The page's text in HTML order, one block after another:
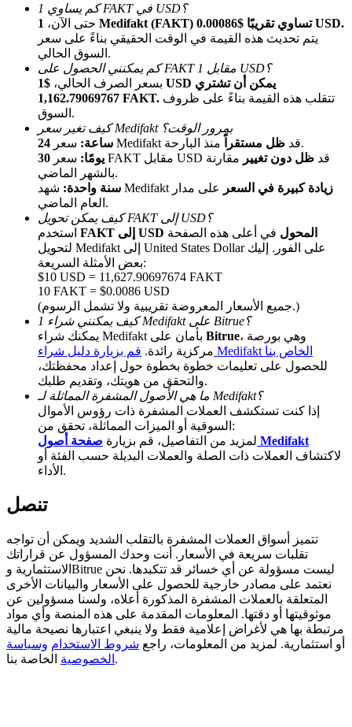
تصل العمولات إلى 65٪!
الإحالة
قم بدعوة صديق لتحصل على مكافآت نقدية
BTC Welcome Rewards
BTC Welcome Rewards
Deposit & Trade BTC to Share 25000 USDT prize pool!
Share 500000 CASHCAT prize pool
Exclusive for BitMart Users
Register & Trade to Win 500,000 USDT
كم يساوي 1 FAKT في USD؟
حتى الآن،
1 Medifakt (FAKT) تساوي تقريبًا $0.00086 USD.
يتم تحديث هذه القيمة في الوقت الحقيقي بناءً على سعر
السوق الحالي.
كم يمكنني الحصول على FAKT مقابل 1 USD؟
بسعر الصرف الحالي،
$1 USD يمكن أن تشتري
1,162.79069767 FAKT.
السوق.
كيف تغير سعر Medifakt بمرور الوقت؟
24 ساعة:
سعر Medifakt قد ظل مستقراً
منذ البارحة.
30 يومًا:
سعر FAKT مقابل USD قد ظل دون تغيير مقارنة
بالشهر الماضي.
سنة واحدة: شهد Medifakt زيادة كبيرة في السعر
على مدار
العام الماضي.
كيف يمكن تحويل FAKT إلى USD؟
FAKT إلى USD المحول في أعلى هذه الصفحة
لتحويل Medifakt إلى United States Dollar على الفور. إليك
بعض الأمثلة السريعة:
$10 USD = 11,627.90697674 FAKT
10 FAKT = $0.0086 USD
(جميع الأسعار المعروضة تقريبية ولا تشمل الرسوم.)
كيف يمكنني شراء 1 Medifakt على Bitrue؟
Bitrue، وهي بورصة
مركزية رائدة.
قم بزيارة دليل شراء Medifakt الخاص بنا
للحصول على تعليمات خطوة بخطوة حول إعداد محفظتك،
والتحقق من هويتك، وتقديم طلبك.
ما هي الأصول المشفرة المماثلة لـ Medifakt؟
إذا كنت تستكشف العملات المشفرة ذات رؤوس الأموال
السوقية أو الميزات المماثلة، تحقق من:
لمزيد من التفاصيل، قم بزيارة صفحة أصول Medifakt
لاكتشاف العملات ذات الصلة والعملات البديلة حسب الفئة أو
الأداء.
تنصل
تتميز أسواق العملات المشفرة بالتقلب الشديد ويمكن أن تواجه
تقلبات سريعة في الأسعار. أنت وحدك المسؤول عن قراراتك
الاستثمارية وBitrue ليست مسؤولة عن أي خسائر قد تتكبدها. نحن
نعتمد على مصادر خارجية للحصول على الأسعار والبيانات الأخرى
المتعلقة بالعملات المشفرة المذكورة أعلاه، ولسنا مسؤولين عن
موثوقيتها أو دقتها. المعلومات المقدمة على هذه المنصة وأي مواد
مرتبطة بها هي لأغراض إعلامية فقط ولا ينبغي اعتبارها نصيحة مالية
أو استثمارية. لمزيد من المعلومات، راجع شروط الاستخدام وسياسة
الخصوصية الخاصة بنا.